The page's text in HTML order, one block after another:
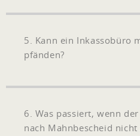
5. Kann ein Inkassobüro
pfänden?
6. Was passiert, wenn
nach Mahnbescheid nicht